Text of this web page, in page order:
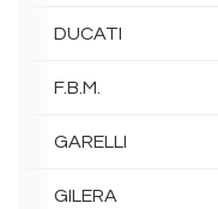
DUCATI
F.B.M.
GARELLI
GILERA